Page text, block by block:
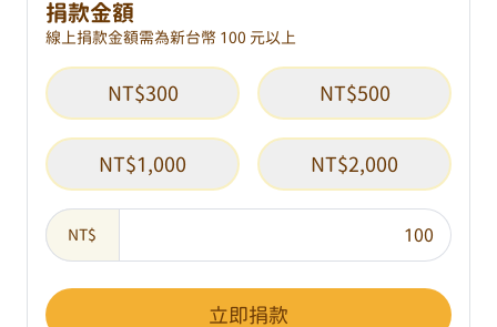
捐款金額
線上捐款金額需為新台幣 100 元以上
NT$300 NT$500
NT$1,000 NT$2,000
NT$
立即捐款